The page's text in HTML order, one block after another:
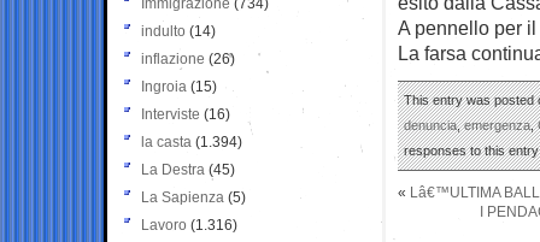
A pennello per
La farsa
This entry was posted
denuncia,emergenza,
responses to this
« Lâ€™ULTIMA
I
Immigrazione (734)
indulto (14)
inflazione (26)
Ingroia (15)
Interviste (16)
la casta (1.394)
La Destra (45)
La Sapienza (5)
Lavoro (1.316)